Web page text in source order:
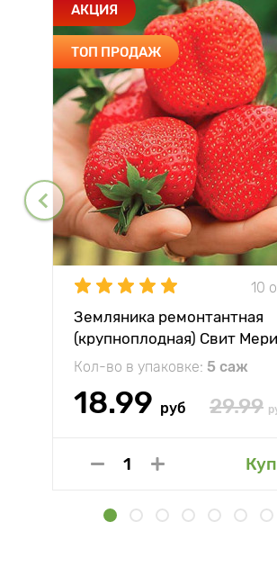
АКЦИЯ
ТОП ПРОДАЖ
10
Земляника ремонтантная
(крупноплодная) Свит
Кол-во в упаковке: 5 саж
18.99 руб 29.99